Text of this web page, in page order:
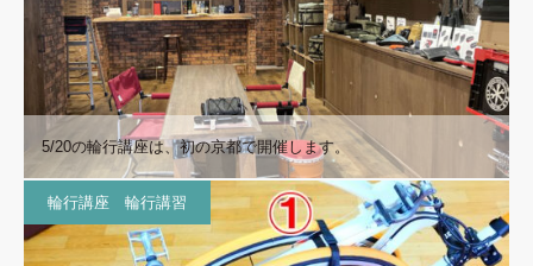
5/20の輪行講座は、初の京都で開催します。
輪行講座 輪行講習